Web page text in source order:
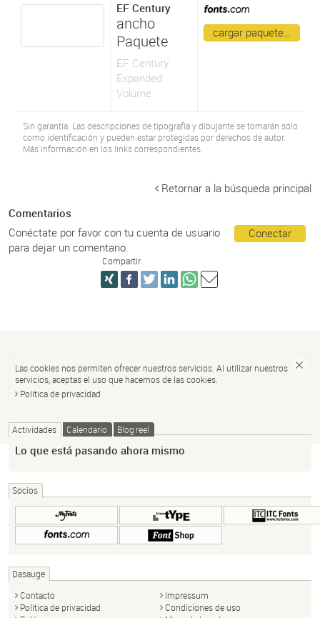
EF Century
ancho
Paquete
EF Century
Expanded
Volume
cargar paquete…
Sin garantía. Las descripciones de tipografía y dibujante se tomarán sólo
como identificación y pueden estar protegidas por derechos de autor.
Más información en los links correspondientes.
Retornar a la búsqueda principal
Comentarios
Conectar
Conéctate por favor con tu cuenta de usuario
para dejar un comentario.
Compartir
Las cookies nos permiten ofrecer nuestros servicios. Al utilizar nuestros
servicios, aceptas el uso que hacemos de las cookies.
Política de privacidad
Actividades Calendario Blog reel
Lo que está pasando ahora mismo
Socios
Dasauge
Contacto
Impressum
Política de privacidad
Condiciones de uso